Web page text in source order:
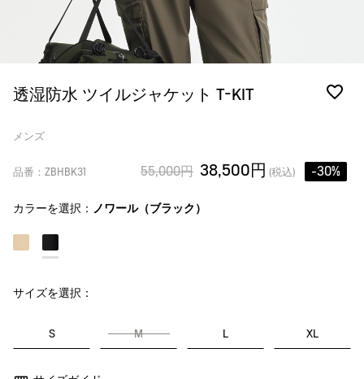
透湿防水 ツイルジャケット T-KIT
メンズ
品番：ZBHBK31 55,000円 38,500円 (税込) -30%
カラーを選択： ノワール（ブラック）
サイズを選択：
S M L XL